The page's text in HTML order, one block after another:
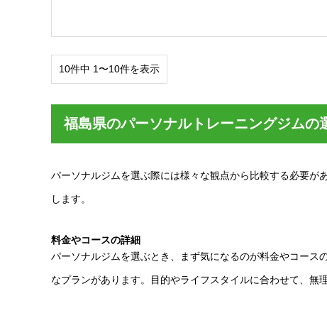
10件中 1〜10件を表示
福島県のパーソナルトレーニングジムの
パーソナルジムを選ぶ際には様々な観点から比較する必要
します。
料金やコースの詳細
パーソナルジムを選ぶとき、まず気になるのが料金やコース
なプランがあります。目的やライフスタイルに合わせて、無